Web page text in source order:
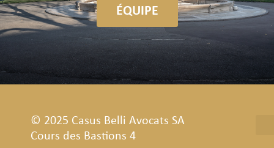
ÉQUIPE
© 2025 Casus Belli Avocats SA
Cours des Bastions 4